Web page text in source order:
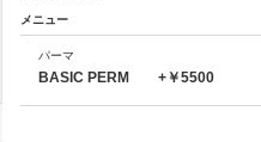
メニュー
パーマ
BASIC PERM +￥5500